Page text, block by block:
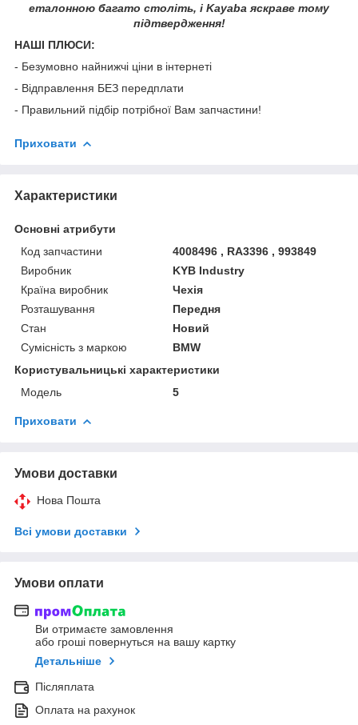
еталонною багато століть, і Kayaba яскраве тому
підтвердження!
НАШІ ПЛЮСИ:
- Безумовно найнижчі ціни в інтернеті
- Відправлення БЕЗ передплати
- Правильний підбір потрібної Вам запчастини!
Приховати
Характеристики
Основні атрибути
Код запчастини
4008496 , RA3396 , 993849
Виробник
KYB Industry
Країна виробник
Чехія
Розташування
Передня
Стан
Новий
Сумісність з маркою
BMW
Користувальницькі характеристики
Мoдель
5
Приховати
Умови доставки
Нова Пошта
Всі умови доставки
Умови оплати
Ви отримаєте замовлення
або гроші повернуться на вашу картку
Детальніше
Післяплата
Оплата на рахунок